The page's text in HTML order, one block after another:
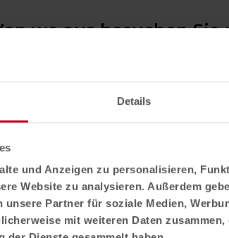
Details
und Anzeigen zu personalisieren,
Website zu analysieren. Außerdem
unsere Partner für soziale Medien,
mit weiteren Daten
Life Friendly Spaces
Jobs
Unternehmenspräsentation
wo aus besuchen Sie
den gleichen Katalog.
Sprache auswählen
US